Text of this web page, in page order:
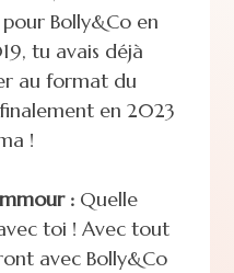
Bolly&Co en
tu avais déjà
au format du
en 2023
!
:Quelle
toi ! Avec tout
avec Bolly&Co